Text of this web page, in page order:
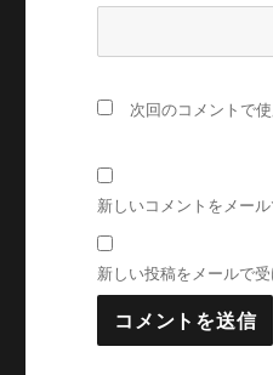
次回のコメントで
新しいコメントをメー
新しい投稿をメールで